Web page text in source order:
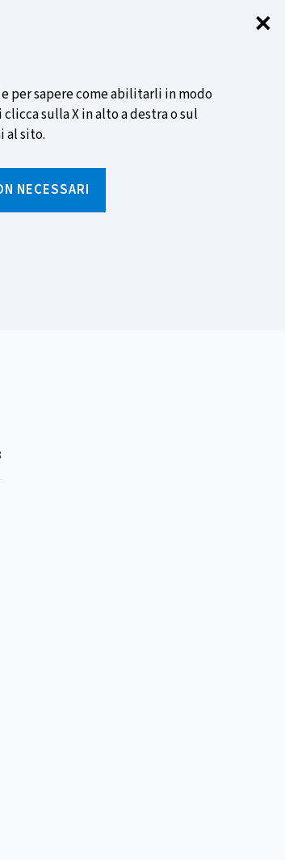
✕
per sapere come abilitarli in modo
sulla X in alto a destra o sul
al sito.
NECESSARI
SCOPRI DI PIÙ
Inserisci
testo